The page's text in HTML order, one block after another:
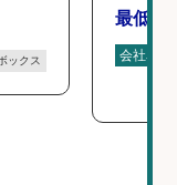
ックス
最低月
会社名